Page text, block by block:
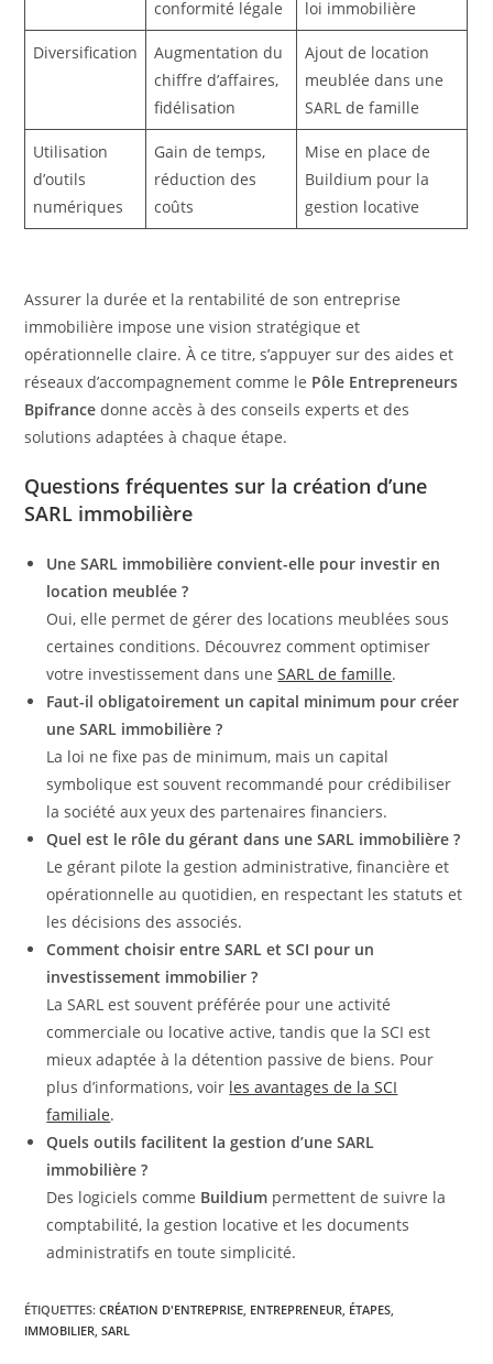
conformité légale loi immobilière
Diversification
Augmentation du
chiffre d’affaires,
fidélisation
Ajout de location
meublée dans une
SARL de famille
Utilisation
d’outils
numériques
Gain de temps,
réduction des
coûts
Mise en place de
Buildium pour la
gestion locative
Assurer la durée et la rentabilité de son entreprise
immobilière impose une vision stratégique et
opérationnelle claire. À ce titre, s’appuyer sur des aides et
réseaux d’accompagnement comme le Pôle Entrepreneurs
Bpifrance donne accès à des conseils experts et des
solutions adaptées à chaque étape.
Questions fréquentes sur la création d’une
SARL immobilière
Une SARL immobilière convient-elle pour investir en
location meublée ?
Oui, elle permet de gérer des locations meublées sous
certaines conditions. Découvrez comment optimiser
votre investissement dans uneSARL de famille.
Faut-il obligatoirement un capital minimum pour créer
une SARL immobilière ?
La loi ne fixe pas de minimum, mais un capital
symbolique est souvent recommandé pour crédibiliser
la société aux yeux des partenaires financiers.
Quel est le rôle du gérant dans une SARL immobilière ?
Le gérant pilote la gestion administrative, financière et
opérationnelle au quotidien, en respectant les statuts et
les décisions des associés.
Comment choisir entre SARL et SCI pour un
investissement immobilier ?
La SARL est souvent préférée pour une activité
commerciale ou locative active, tandis que la SCI est
mieux adaptée à la détention passive de biens. Pour
plus d’informations, voir les avantages de la SCI
familiale.
Quels outils facilitent la gestion d’une SARL
immobilière ?
Des logiciels comme Buildium permettent de suivre la
comptabilité, la gestion locative et les documents
administratifs en toute simplicité.
ÉTIQUETTES:CRÉATION D'ENTREPRISE ENTREPRENEUR ÉTAPES
IMMOBILIER SARL